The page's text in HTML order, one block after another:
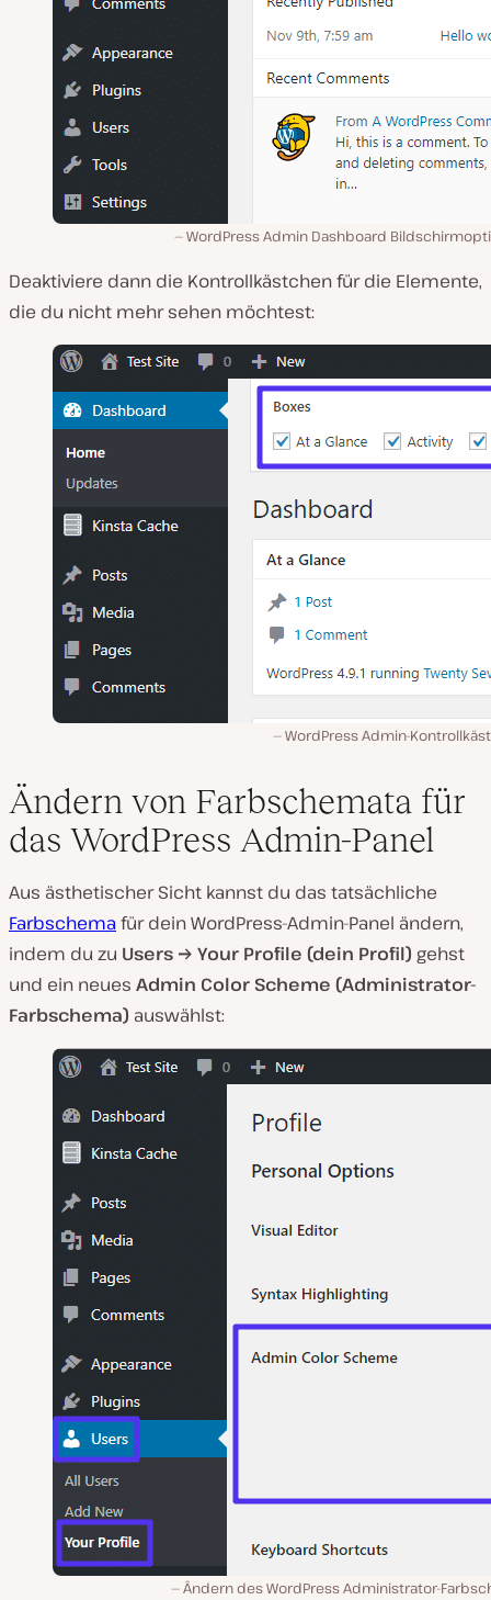
WordPress Admin Dashboard
Deaktiviere dann die Kontrollkästchen für die Elemente,
die du nicht mehr sehen möchtest:
WordPress Admin-
Ändern von Farbschemata für
das WordPress Admin-Panel
Aus ästhetischer Sicht kannst du das tatsächliche
Farbschemafür dein WordPress-Admin-Panel ändern,
indem du zu Users → Your Profile (dein Profil) gehst
und ein neues Admin Color Scheme (Administrator-
Farbschema) auswählst:
Ändern des WordPress Administrator-